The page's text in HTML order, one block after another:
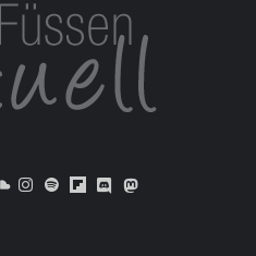
SoundCloud
Instagram
SpotifyFlipboard
Discord